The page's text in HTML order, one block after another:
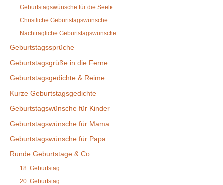
Geburtstagswünsche für die Seele
Christliche Geburtstagswünsche
Nachträgliche Geburtstagswünsche
Geburtstagssprüche
Geburtstagsgrüße in die Ferne
Geburtstagsgedichte & Reime
Kurze Geburtstagsgedichte
Geburtstagswünsche für Kinder
Geburtstagswünsche für Mama
Geburtstagswünsche für Papa
Runde Geburtstage & Co.
18. Geburtstag
20. Geburtstag